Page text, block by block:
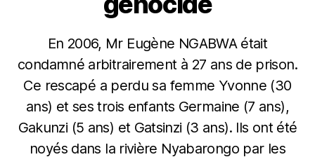
En 2006, Mr Eugène NGABWA était
condamné arbitrairement à 27 ans de prison.
Ce rescapé a perdu sa femme Yvonne (30
ans) et ses trois enfants Germaine (7 ans),
Gakunzi (5 ans) et Gatsinzi (3 ans). Ils ont été
noyés dans la rivière Nyabarongo par les